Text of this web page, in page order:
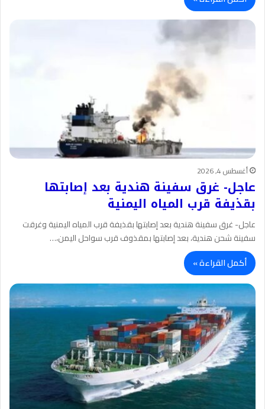
أغسطس 4, 2026
عاجل- غرق سفينة هندية بعد إصابتها
بقذيفة قرب المياه اليمنية
عاجل- غرق سفينة هندية بعد إصابتها بقذيفة قرب المياه اليمنية وغرقت
سفينة شحن هندية، بعد إصابتها بمقذوف قرب سواحل اليمن،…
أكمل القراءة »